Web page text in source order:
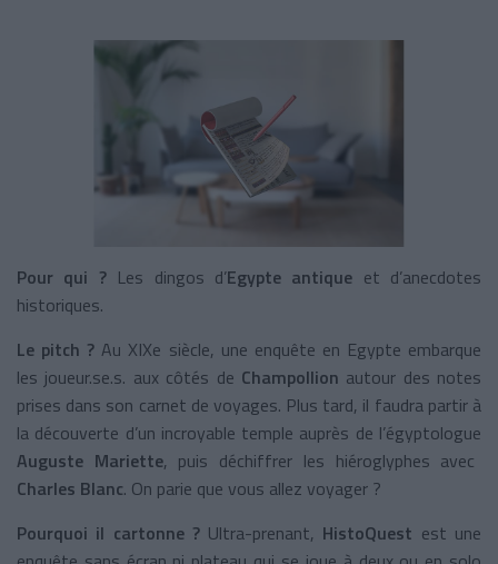
Pour qui ? Les dingos d’Egypte antique et d’anecdotes
historiques.
Le pitch ? Au XIXe siècle, une enquête en Egypte embarque
les joueur.se.s. aux côtés de Champollion autour des notes
prises dans son carnet de voyages. Plus tard, il faudra partir à
la découverte d’un incroyable temple auprès de l’égyptologue
Auguste Mariette, puis déchiffrer les hiéroglyphes avec
Charles Blanc. On parie que vous allez voyager ?
Pourquoi il cartonne ? Ultra-prenant, HistoQuest est une